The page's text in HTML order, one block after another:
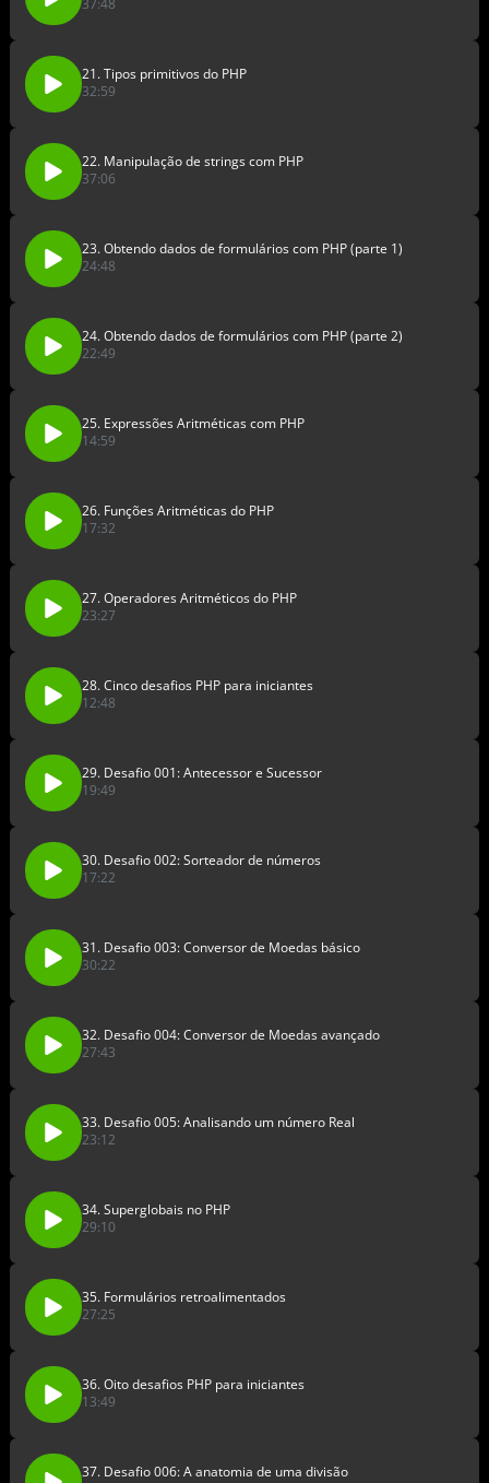
37:48
21. Tipos primitivos do PHP
32:59
22. Manipulação de strings com PHP
37:06
23. Obtendo dados de formulários com PHP (parte 1)
24:48
24. Obtendo dados de formulários com PHP (parte 2)
22:49
25. Expressões Aritméticas com PHP
14:59
26. Funções Aritméticas do PHP
17:32
27. Operadores Aritméticos do PHP
23:27
28. Cinco desafios PHP para iniciantes
12:48
29. Desafio 001: Antecessor e Sucessor
19:49
30. Desafio 002: Sorteador de números
17:22
31. Desafio 003: Conversor de Moedas básico
30:22
32. Desafio 004: Conversor de Moedas avançado
27:43
33. Desafio 005: Analisando um número Real
23:12
34. Superglobais no PHP
29:10
35. Formulários retroalimentados
27:25
36. Oito desafios PHP para iniciantes
13:49
37. Desafio 006: A anatomia de uma divisão